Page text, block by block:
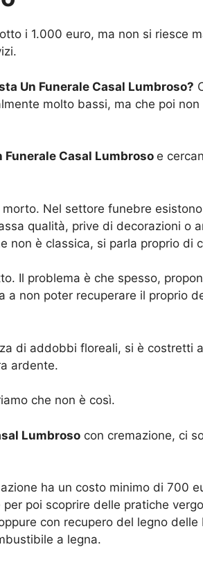
i 1.000 euro, ma non si riesce
Un Funerale Casal Lumbroso?
molto bassi, ma che poi non
Funerale Casal Lumbroso e
Nel settore funebre
qualità, prive di decorazioni o
non è classica, si parla proprio di
Il problema è che spesso,
a non poter recuperare il proprio
di addobbi floreali, si è costretti
ardente.
che non è così.
Lumbroso con cremazione, ci
ha un costo minimo di 700
poi scoprire delle pratiche
con recupero del legno delle
a legna.